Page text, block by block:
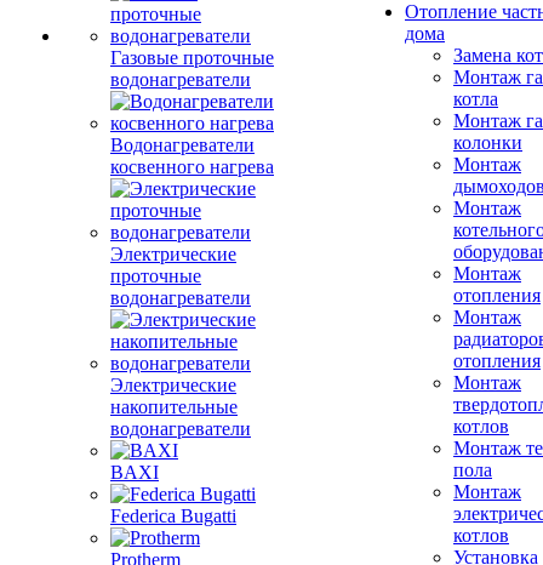
Газовые проточные
водонагреватели
Водонагреватели
косвенного нагрева
Электрические
проточные
водонагреватели
Электрические
накопительные
водонагреватели
BAXI
Federica Bugatti
Protherm
Отопление
дома
Замена
Монтаж
котла
Монтаж
колонки
Монтаж
Монтаж
Монтаж
отопления
Монтаж
отопления
Монтаж
котлов
Монтаж
пола
Монтаж
котлов
Установка